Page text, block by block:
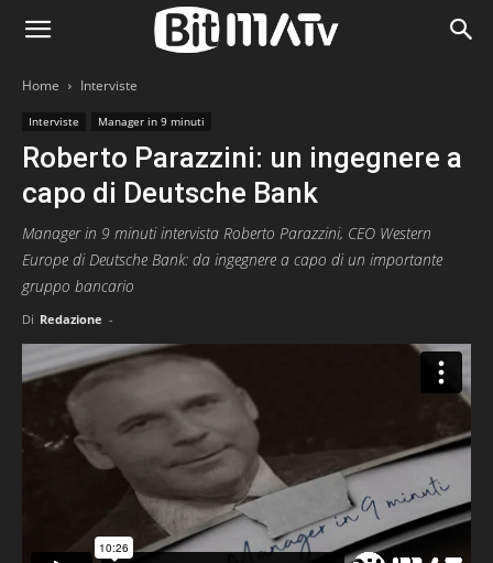
Home Interviste
Interviste Manager in 9 minuti
Roberto Parazzini: un ingegnere a
capo di Deutsche Bank
Manager in 9 minuti intervista Roberto Parazzini, CEO Western
Europe di Deutsche Bank: da ingegnere a capo di un importante
gruppo bancario
Di Redazione -